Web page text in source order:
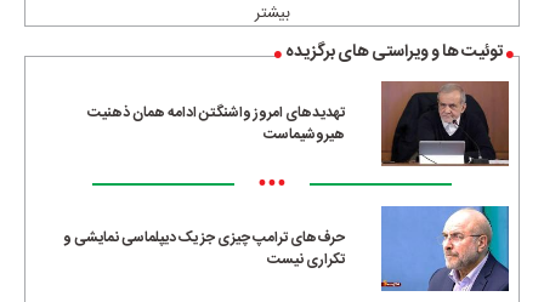
بیشتر
توئیت ها و ویراستی های برگزیده
تهدیدهای امروز واشنگتن ادامه همان ذهنیت
هیروشیماست
•••
حرف‌های ترامپ چیزی جز یک دیپلماسی نمایشی و
تکراری نیست